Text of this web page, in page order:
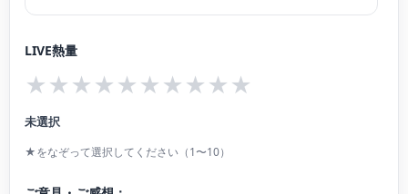
補助要員。
LIVE熱量
★★★★★★★★★★
未選択
★をなぞって選択してください（1〜10）